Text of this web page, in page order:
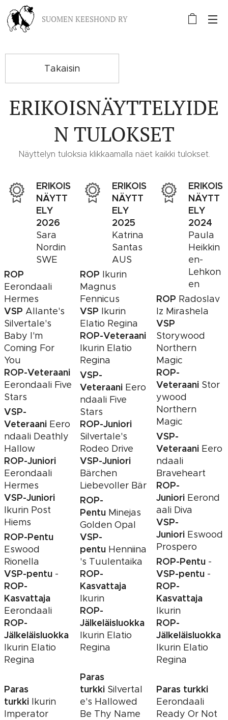
SUOMEN KEESHOND RY
Takaisin
ERIKOISNÄYTTELYIDE
N TULOKSET
Näyttelyn tuloksia klikkaamalla näet kaikki tulokset.
ERIKOIS
NÄYTT
ELY
2026
Sara
Nordin
SWE
ROP
Eerondaali
Hermes
VSPAllante's
Silvertale's
Baby I'm
Coming For
You
ROP-Veteraani
Eerondaali Five
Stars
VSP-
Veteraani Eero
ndaali Deathly
Hallow
ROP-Juniori
Eerondaali
Hermes
VSP-Juniori
Ikurin Post
Hiems
ROP-Pentu
Eswood
Rionella
VSP-pentu -
ROP-
Kasvattaja
Eerondaali
ROP-
Jälkeläisluokka
Ikurin Elatio
Regina
Paras
turkki Ikurin
Imperator
ERIKOIS
NÄYTT
ELY
2025
Katrina
Santas
AUS
ROP Ikurin
Magnus
Fennicus
VSP Ikurin
Elatio Regina
ROP-Veteraani
Ikurin Elatio
Regina
VSP-
Veteraani Eero
ndaali Five
Stars
ROP-Juniori
Silvertale's
Rodeo Drive
VSP-Juniori
Bärchen
Liebevoller Bär
ROP-
Pentu Minejas
Golden Opal
VSP-
pentu Henniina
's Tuulentaika
ROP-
Kasvattaja
Ikurin
ROP-
Jälkeläisluokka
Ikurin Elatio
Regina
Paras
turkki Silvertal
e's Hallowed
Be Thy Name
ERIKOIS
NÄYTT
ELY
2024
Paula
Heikkin
en-
Lehkon
en
ROP Radoslav
Iz Mirashela
VSP
Storywood
Northern
Magic
ROP-
Veteraani Stor
ywood
Northern
Magic
VSP-
VeteraaniEero
ndaali
Braveheart
ROP-
Juniori Eerond
aali Diva
VSP-
Juniori Eswood
Prospero
ROP-Pentu-
VSP-pentu-
ROP-
Kasvattaja
Ikurin
ROP-
Jälkeläisluokka
Ikurin Elatio
Regina
Paras turkki
Eerondaali
Ready Or Not